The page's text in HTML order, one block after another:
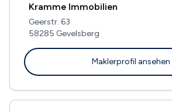
Kramme Immobilien
Geerstr. 63
58285 Gevelsberg
Maklerprofil ansehen